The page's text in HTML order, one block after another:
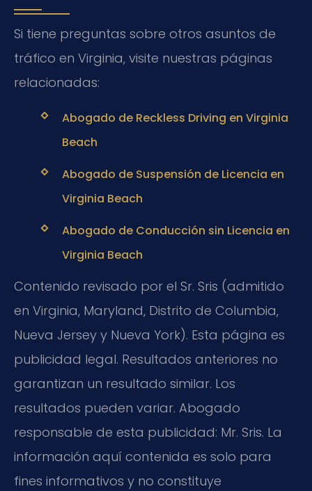
Si tiene preguntas sobre otros asuntos de
tráfico en Virginia, visite nuestras páginas
relacionadas:
Abogado de Reckless Driving en Virginia
Beach
Abogado de Suspensión de Licencia en
Virginia Beach
Abogado de Conducción sin Licencia en
Virginia Beach
Contenido revisado por el Sr. Sris (admitido
en Virginia, Maryland, Distrito de Columbia,
Nueva Jersey y Nueva York). Esta página es
publicidad legal. Resultados anteriores no
garantizan un resultado similar. Los
resultados pueden variar. Abogado
responsable de esta publicidad: Mr. Sris. La
información aquí contenida es solo para
fines informativos y no constituye